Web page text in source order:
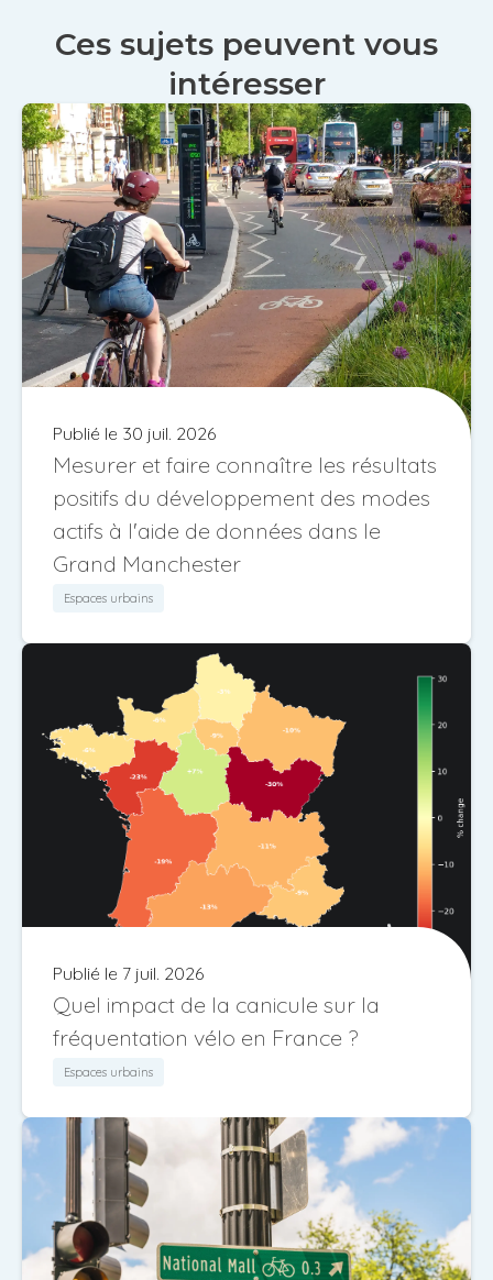
Ces sujets peuvent vous
intéresser
Publié le 30 juil. 2026
Mesurer et faire connaître les résultats
positifs du développement des modes
actifs à l'aide de données dans le
Grand Manchester
Espaces urbains
Publié le 7 juil. 2026
Quel impact de la canicule sur la
fréquentation vélo en France ?
Espaces urbains